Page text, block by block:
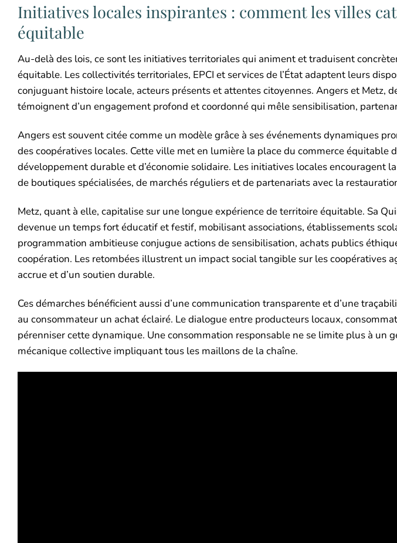
Initiatives locales inspirantes : comment les villes
équitable
Au-delà des lois, ce sont les initiatives territoriales qui animent et traduisent
équitable. Les collectivités territoriales, EPCI et services de l’État adaptent leurs
conjuguant histoire locale, acteurs présents et attentes citoyennes. Angers et Metz,
témoignent d’un engagement profond et coordonné qui mêle sensibilisation,
Angers est souvent citée comme un modèle grâce à ses événements dynamiques
des coopératives locales. Cette ville met en lumière la place du commerce équitable
développement durable et d’économie solidaire. Les initiatives locales encouragent
de boutiques spécialisées, de marchés réguliers et de partenariats avec la
Metz, quant à elle, capitalise sur une longue expérience de territoire équitable. Sa
devenue un temps fort éducatif et festif, mobilisant associations, établissements
programmation ambitieuse conjugue actions de sensibilisation, achats publics
coopération. Les retombées illustrent un impact social tangible sur les coopératives
accrue et d’un soutien durable.
Ces démarches bénéficient aussi d’une communication transparente et d’une
au consommateur un achat éclairé. Le dialogue entre producteurs locaux,
pérenniser cette dynamique. Une consommation responsable ne se limite plus à un
mécanique collective impliquant tous les maillons de la chaîne.